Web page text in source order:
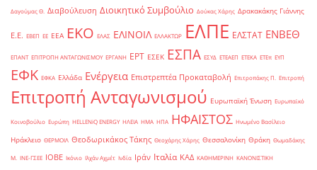
Δαγούμας Θ. Διαβούλευση Διοικητικό Συμβούλιο Δούκας Χάρης Δρακακάκης Γιάννης
Ε.Ε. ΕΒΕΠ ΕΕ ΕΕΑ ΕΚΟ ΕΛΑΣ ΕΛΙΝΟΙΛ ΕΛΛΑΚΤΩΡ ΕΛΠΕ ΕΛΣΤΑΤ ΕΝΒΕΘ
ΕΠΑΝΤ ΕΠΙΤΡΟΠΗ ΑΝΤΑΓΩΝΙΣΜΟΥ ΕΡΓΑΝΗ ΕΡΤ ΕΣΕΚ ΕΣΠΑ ΕΣΥΔ ΕΤΕΑΕΠ ΕΤΕΚΑ ΕΤΕπ ΕΥΠ
ΕΦΚ ΕΦΚΑ Ελλάδα Ενέργεια Επιστρεπτέα Προκαταβολή Επιτροπάκης Π. Επιτροπή
Επιτροπή Ανταγωνισμού Ευρωπαϊκή Ένωση Ευρωπαϊκό
Κοινοβούλιο Ευρώπη ΗELLENiQ ENERGY ΗΛΕΙΑ ΗΜΑ ΗΠΑ ΗΦΑΙΣΤΟΣ Ηνωμένο Βασίλειο
Ηράκλειο ΘΕΡΜΟΙΛ Θεοδωρικάκος Τάκης Θεοχάρης Χάρης Θεσσαλονίκη Θράκη Θωμαδάκης
Μ. ΙΝΕ-ΓΣΕΕ ΙΟΒΕ Ικόνιο Ιλχάν Αχμέτ Ινδία Ιράν Ιταλία ΚΑΔ ΚΑΘΗΜΕΡΙΝΗ ΚΑΝΟΝΙΣΤΙΚΗ